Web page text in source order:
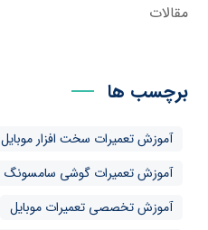
مقالات
برچسب ها
آموزش تعمیرات سخت افزار موبایل
آموزش تعمیرات گوشی سامسونگ
آموزش تخصصی تعمیرات موبایل